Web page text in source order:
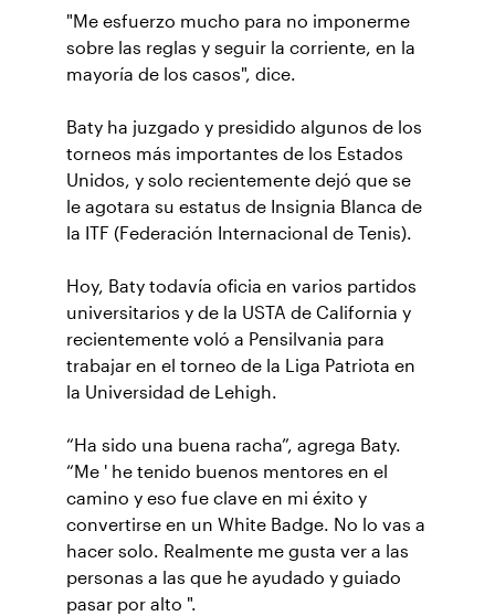
"Me esfuerzo mucho para no imponerme
sobre las reglas y seguir la corriente, en la
mayoría de los casos", dice.
Baty ha juzgado y presidido algunos de los
torneos más importantes de los Estados
Unidos, y solo recientemente dejó que se
le agotara su estatus de Insignia Blanca de
la ITF (Federación Internacional de Tenis).
Hoy, Baty todavía oficia en varios partidos
universitarios y de la USTA de California y
recientemente voló a Pensilvania para
trabajar en el torneo de la Liga Patriota en
la Universidad de Lehigh.
“Ha sido una buena racha”, agrega Baty.
“Me ' he tenido buenos mentores en el
camino y eso fue clave en mi éxito y
convertirse en un White Badge. No lo vas a
hacer solo. Realmente me gusta ver a las
personas a las que he ayudado y guiado
pasar por alto ".